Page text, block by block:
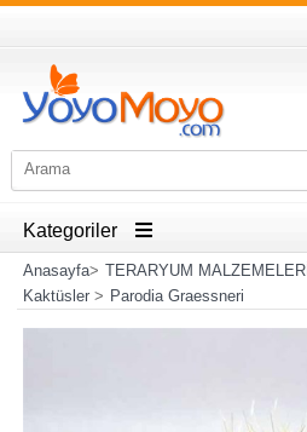
Kategoriler
Anasayfa> TERARYUM MALZEMELERİ
Kaktüsler> Parodia Graessneri